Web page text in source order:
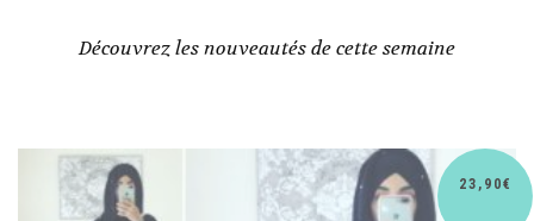
Découvrez les nouveautés de cette semaine
30,90